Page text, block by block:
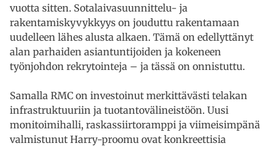
vuotta sitten. Sotalaivasuunnittelu- ja
rakentamiskyvykkyys on jouduttu rakentamaan
uudelleen lähes alusta alkaen. Tämä on edellyttänyt
alan parhaiden asiantuntijoiden ja kokeneen
työnjohdon rekrytointeja – ja tässä on onnistuttu.
Samalla RMC on investoinut merkittävästi telakan
infrastruktuuriin ja tuotantovälineistöön. Uusi
monitoimihalli, raskassiirtoramppi ja viimeisimpänä
valmistunut Harry-proomu ovat konkreettisia